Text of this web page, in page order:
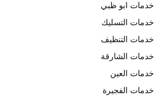
خدمات ابو ظبي
خدمات التسليك
خدمات التنظيف
خدمات الشارقة
خدمات العين
خدمات الفجيرة